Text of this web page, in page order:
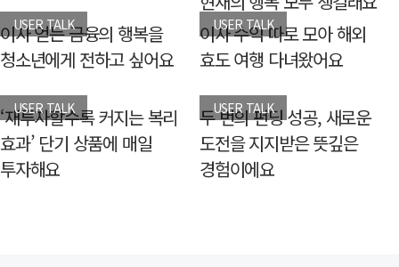
USER TALK
이자 얻는 금융의 행복을
청소년에게 전하고 싶어요
USER TALK
이자 수익 따로 모아 해외
효도 여행 다녀왔어요
USER TALK
‘재투자할수록 커지는 복리
효과’ 단기 상품에 매일
투자해요
USER TALK
두 번의 펀딩 성공, 새로운
도전을 지지받은 뜻깊은
경험이에요